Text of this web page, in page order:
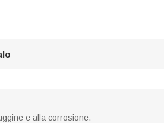
e alla corrosione.